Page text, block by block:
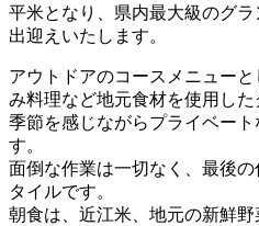
平米となり、県内最大級のグ
出迎えいたします。
アウトドアのコースメニュー
み料理など地元食材を使用し
季節を感じながらプライベー
す。
面倒な作業は一切なく、最後
タイルです。
朝食は、近江米、地元の新鮮